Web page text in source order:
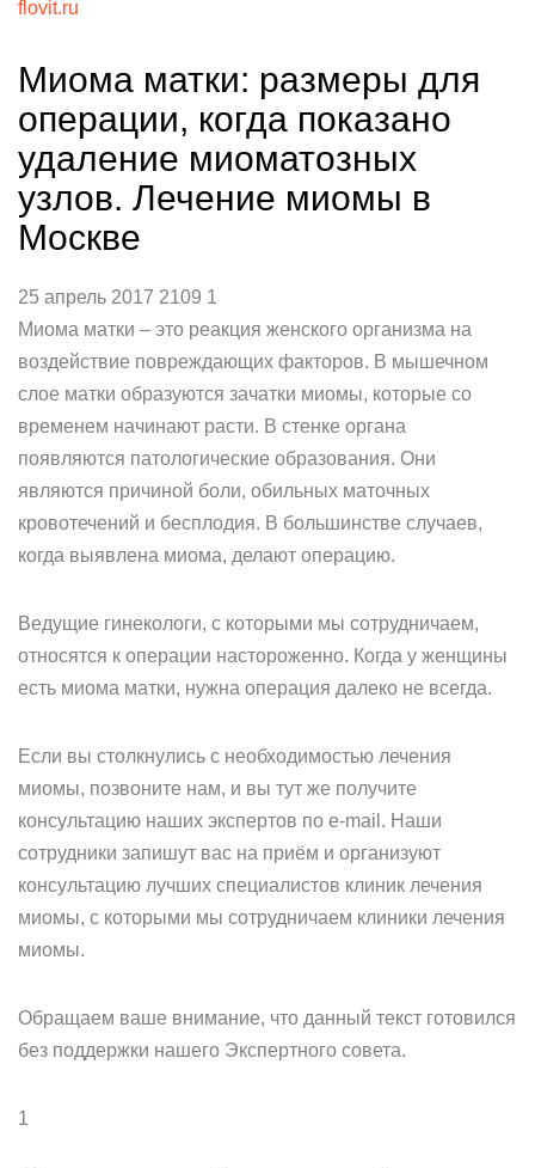
flovit.ru
Миома матки: размеры для
операции, когда показано
удаление миоматозных
узлов. Лечение миомы в
Москве
25 апрель 2017 2109 1
Миома матки – это реакция женского организма на
воздействие повреждающих факторов. В мышечном
слое матки образуются зачатки миомы, которые со
временем начинают расти. В стенке органа
появляются патологические образования. Они
являются причиной боли, обильных маточных
кровотечений и бесплодия. В большинстве случаев,
когда выявлена миома, делают операцию.
Ведущие гинекологи, с которыми мы сотрудничаем,
относятся к операции настороженно. Когда у женщины
есть миома матки, нужна операция далеко не всегда.
Если вы столкнулись с необходимостью лечения
миомы, позвоните нам, и вы тут же получите
консультацию наших экспертов по e-mail. Наши
сотрудники запишут вас на приём и организуют
консультацию лучших специалистов клиник лечения
миомы, с которыми мы сотрудничаем клиники лечения
миомы.
Обращаем ваше внимание, что данный текст готовился
без поддержки нашего Экспертного совета.
1